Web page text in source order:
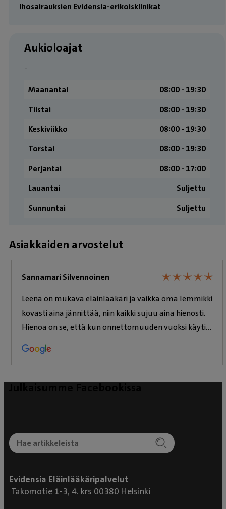
Ihosairauksien Evidensia-erikoisklinikat
Aukioloajat
-
Maanantai
08:00 ­- 19:30
Tiistai
08:00 ­- 19:30
Keskiviikko
08:00 ­- 19:30
Torstai
08:00 ­- 19:30
Perjantai
08:00 ­- 17:00
Lauantai
Suljettu
Sunnuntai
Suljettu
Asiakkaiden arvostelut
Sannamari Silvennoinen ★★★★★
★★★★★
Leena on mukava eläinlääkäri ja vaikka oma lemmikki
kovasti aina jännittää, niin kaikki sujuu aina hienosti.
Hienoa on se, että kun onnettomuuden vuoksi käytiin
liittyvät asiat kuntoon, ilman erillistä käyntiä.
Evidensia Eläinlääkäripalvelut
Takomotie 1-3, 4. krs 00380 Helsinki